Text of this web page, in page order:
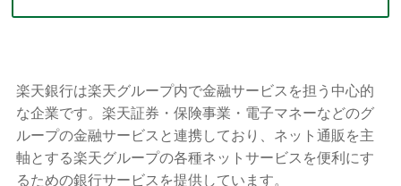
楽天銀行は楽天グループ内で金融サービスを担う中心的
な企業です。楽天証券・保険事業・電子マネーなどのグ
ループの金融サービスと連携しており、ネット通販を主
軸とする楽天グループの各種ネットサービスを便利にす
るための銀行サービスを提供しています。